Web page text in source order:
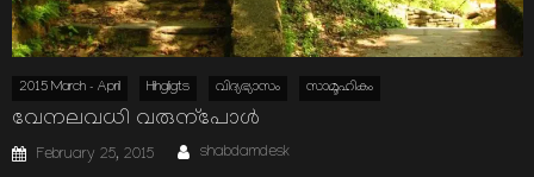
2015 March - April Hihgligts വിദ്യഭ്യാസം സാമൂഹികം
വേനലവധി വരുന്പോള്‍
Posted
on
February 25, 2015 Author
shabdamdesk